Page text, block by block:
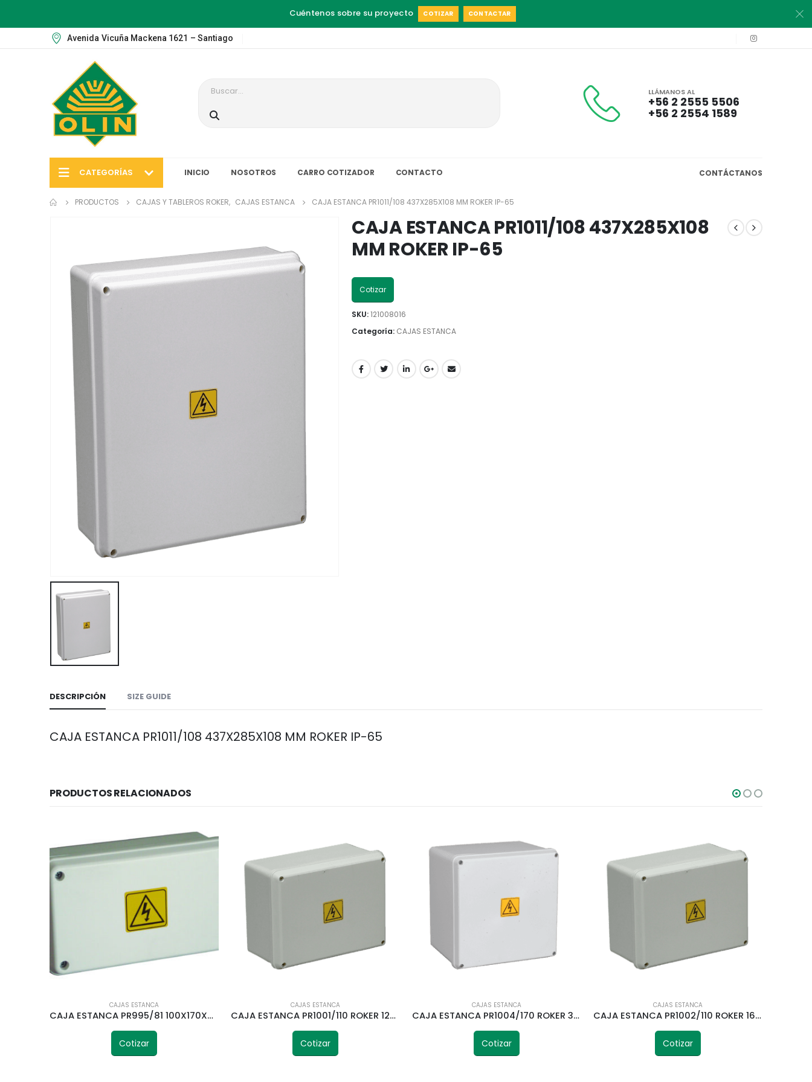
Cuéntenos sobre su proyecto COTIZAR CONTACTAR
Avenida Vicuña Mackena 1621 – Santiago
LLÁMANOS AL
+56 2 2555 5506
+56 2 2554 1589
CATEGORÍAS INICIO NOSOTROS CARRO COTIZADOR CONTACTO CONTÁCTANOS
PRODUCTOS CAJAS Y TABLEROS ROKER, CAJAS ESTANCA CAJA ESTANCA PR1011/108 437X285X108 MM ROKER IP-65
CAJA ESTANCA PR1011/108 437X285X108
MM ROKER IP-65
Cotizar
SKU:121008016
Categoría: CAJAS ESTANCA
DESCRIPCIÓN SIZE GUIDE
CAJA ESTANCA PR1011/108 437X285X108 MM ROKER IP-65
PRODUCTOS RELACIONADOS
CAJAS ESTANCA
CAJA ESTANCA PR995/81 100X170X81 MM ROKER IP-65
Cotizar
CAJAS ESTANCA
CAJA ESTANCA PR1001/110 ROKER 122X166X110MM IP65
Cotizar
CAJAS ESTANCA
CAJA ESTANCA PR1004/170 ROKER 305X305X170MM IP65
Cotizar
CAJAS ESTANCA
CAJA ESTANCA PR1002/110 ROKER 162X212X110MM IP65
Cotizar